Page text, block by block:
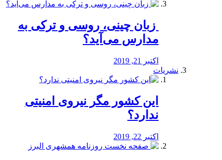
️ زبان چینی، روسی و ترکی به
مدارس می‌آید؟
اکتبر 21, 2019
نشریات
این کشور مگر نیروی امنیتی
ندارد؟
اکتبر 22, 2019